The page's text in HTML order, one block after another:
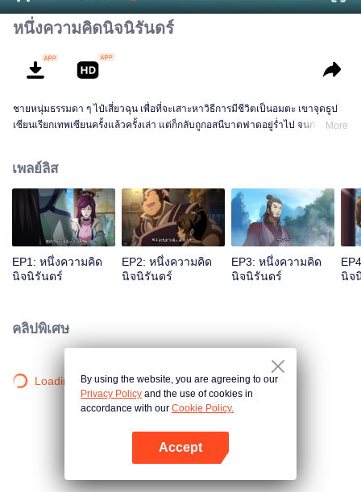
หนึ่งความคิดนิจนิรันดร์
ชายหนุ่มธรรมดา ๆ ไป๋เสี่ยวฉุน เพื่อที่จะเสาะหาวิธีการมีชีวิตเป็นอมตะ เขาจุดธูป
เซียนเรียกเทพเซียนครั้งแล้วครั้งเล่า แต่ก็กลับถูกอสนีบาตฟาดอยู่ร่ำไป จนกระทั่งMore
เพลย์ลิส
EP1: หนึ่งความคิด
นิจนิรันดร์
EP2: หนึ่งความคิด
นิจนิรันดร์
EP3: หนึ่งความคิด
นิจนิรันดร์
นิจ
คลิปพิเศษ
Loading…By using the website, you are agreeing to our
Privacy Policy and the use of cookies in
accordance with our Cookie Policy.
Accept